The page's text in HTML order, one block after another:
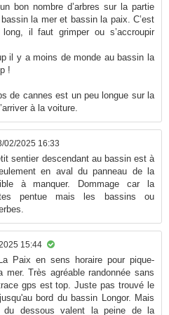
bon nombre d’arbres sur la partie
la mer et bassin la paix. C’est
il faut grimper ou s’accroupir
il y a moins de monde au bassin la
!
de cannes est un peu longue sur la
à la voiture.
02/2025 16:33
sentier descendant au bassin est à
en aval du panneau de la
à manquer. Dommage car la
pentue mais les bassins ou
15:44
Paix en sens horaire pour pique-
mer. Très agréable randonnée sans
gps est top. Juste pas trouvé le
bord du bassin Longor. Mais
du dessous valent la peine de la